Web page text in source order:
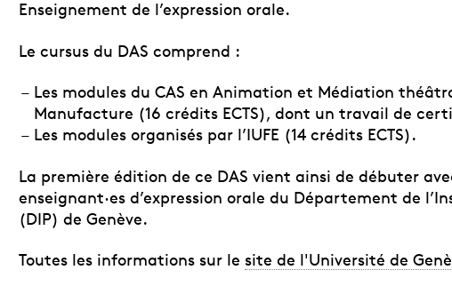
Enseignement de l’expression orale.
Le cursus du DAS comprend :
Les modules du CAS en Animation et Médiation
Manufacture (16 crédits ECTS), dont un travail de
Les modules organisés par l’IUFE (14 crédits ECTS).
La première édition de ce DAS vient ainsi de débuter
enseignant·es d’expression orale du Département de
(DIP) de Genève.
Toutes les informations sur le site de l'Université de